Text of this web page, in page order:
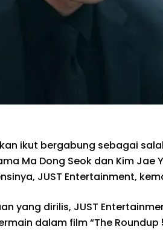
ikut bergabung sebagai
Ma Dong Seok dan Kim Jae
JUST Entertainment,
yang dirilis, JUST
dalam film “The Roundup